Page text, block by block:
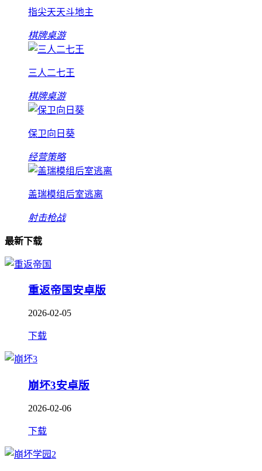
指尖天天斗地主
棋牌桌游
三人二七王
棋牌桌游
保卫向日葵
经营策略
盖瑞模组后室逃离
射击枪战
最新下载
重返帝国安卓版
2026-02-05
下载
崩坏3安卓版
2026-02-06
下载